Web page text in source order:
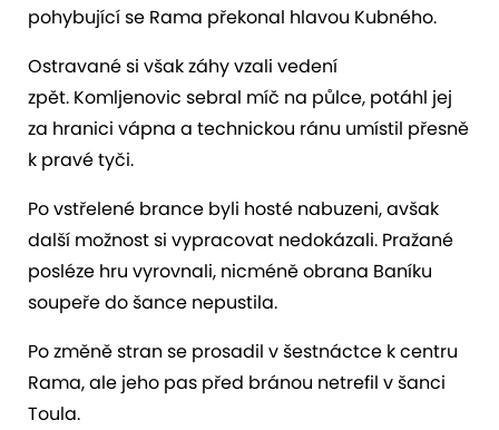
pohybující se Rama překonal hlavou Kubného.
Ostravané si však záhy vzali vedení
zpět. Komljenovic sebral míč na půlce, potáhl jej
za hranici vápna a technickou ránu umístil přesně
k pravé tyči.
Po vstřelené brance byli hosté nabuzeni, avšak
další možnost si vypracovat nedokázali. Pražané
posléze hru vyrovnali, nicméně obrana Baníku
soupeře do šance nepustila.
Po změně stran se prosadil v šestnáctce k centru
Rama, ale jeho pas před bránou netrefil v šanci
Toula.